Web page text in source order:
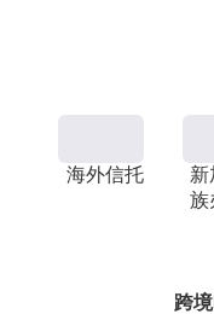
海外信托
新
族
跨